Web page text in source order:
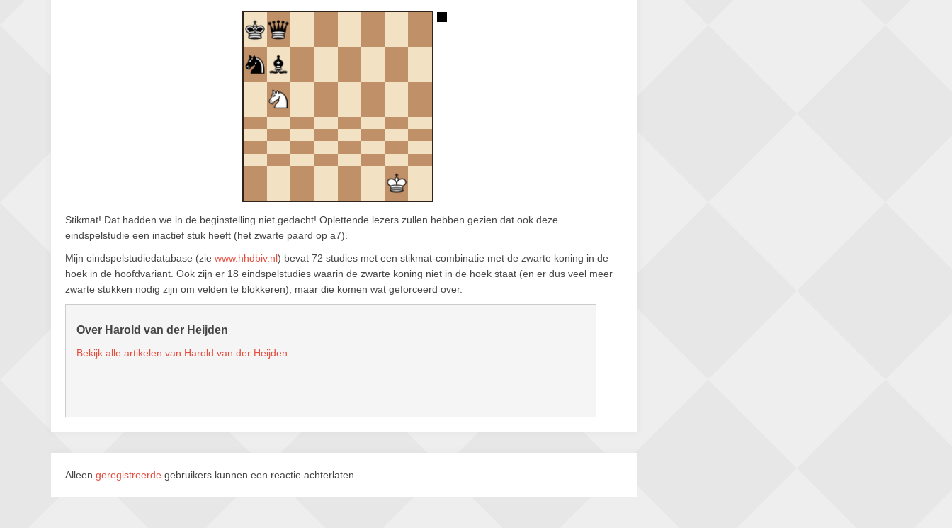
Stikmat! Dat hadden we in de beginstelling niet gedacht! Oplettende lezers zullen hebben gezien dat ook deze
eindspelstudie een inactief stuk heeft (het zwarte paard op a7).
Mijn eindspelstudiedatabase (zie www.hhdbiv.nl) bevat 72 studies met een stikmat-combinatie met de zwarte koning in de
hoek in de hoofdvariant. Ook zijn er 18 eindspelstudies waarin de zwarte koning niet in de hoek staat (en er dus veel meer
zwarte stukken nodig zijn om velden te blokkeren), maar die komen wat geforceerd over.
Over Harold van der Heijden
Bekijk alle artikelen van Harold van der Heijden
Alleen geregistreerde gebruikers kunnen een reactie achterlaten.